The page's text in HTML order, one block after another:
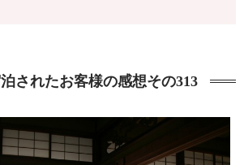
されたお客様の感想その313